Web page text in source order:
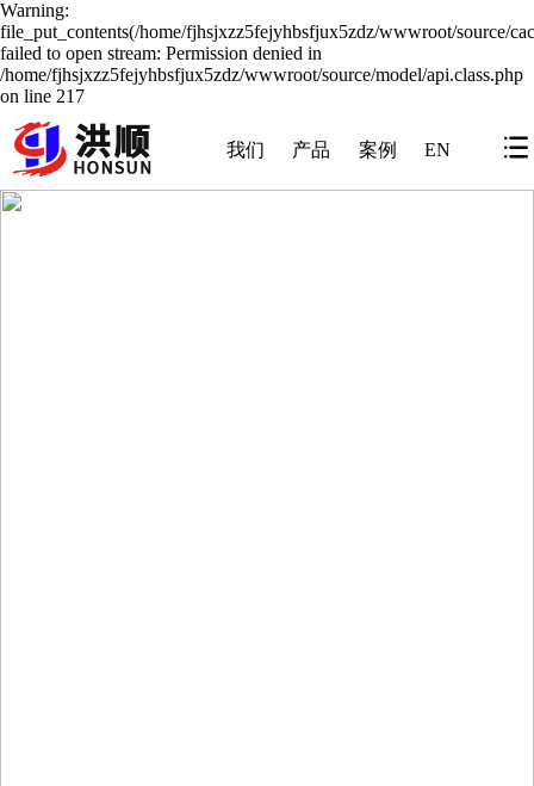
Warning:
file_put_contents(/home/fjhsjxzz5fejyhbsfjux5zdz/wwwroot/source/
failed to open stream: Permission denied in
/home/fjhsjxzz5fejyhbsfjux5zdz/wwwroot/source/model/api.class.php
on line 217
我们 产品 案例 EN